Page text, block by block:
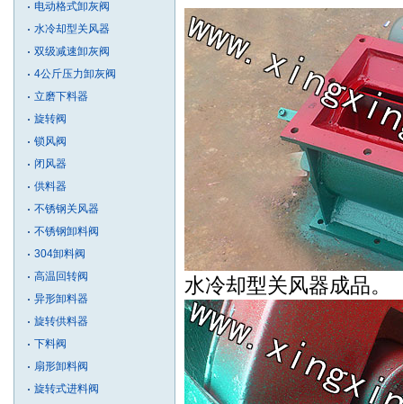
电动格式卸灰阀
水冷却型关风器
双级减速卸灰阀
4公斤压力卸灰阀
立磨下料器
旋转阀
锁风阀
闭风器
供料器
不锈钢关风器
不锈钢卸料阀
304卸料阀
高温回转阀
异形卸料器
旋转供料器
下料阀
扇形卸料阀
旋转式进料阀
水冷却型关风器成品。